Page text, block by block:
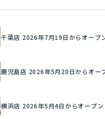
千葉店 2026年7月19日からオープ
鹿児島店 2026年5月20日からオー
横浜店 2026年5月4日からオープン